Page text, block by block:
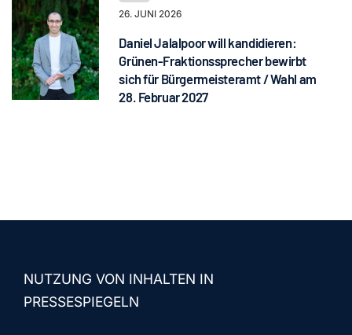
26. JUNI 2026
Daniel Jalalpoor will kandidieren:
Grünen-Fraktionssprecher bewirbt
sich für Bürgermeisteramt / Wahl am
28. Februar 2027
NUTZUNG VON INHALTEN IN
PRESSESPIEGELN